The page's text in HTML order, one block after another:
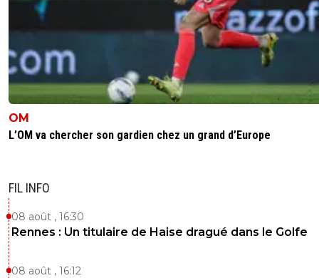
OM
L’OM va chercher son gardien chez un grand d’Europe
FIL INFO
08 août , 16:30
Rennes : Un titulaire de Haise dragué dans le Golfe
08 août , 16:12